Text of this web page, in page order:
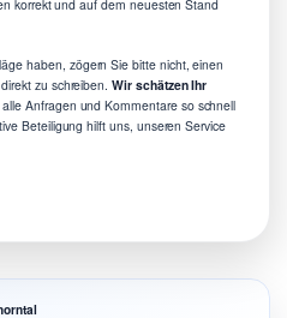
korrekt und auf dem neuesten Stand
haben, zögern Sie bitte nicht, einen
zu schreiben.Wir schätzen Ihr
Anfragen und Kommentare so schnell
Beteiligung hilft uns, unseren Service